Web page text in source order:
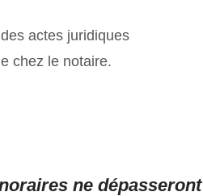
actes juridiques
chez le notaire.
ne dépasseront